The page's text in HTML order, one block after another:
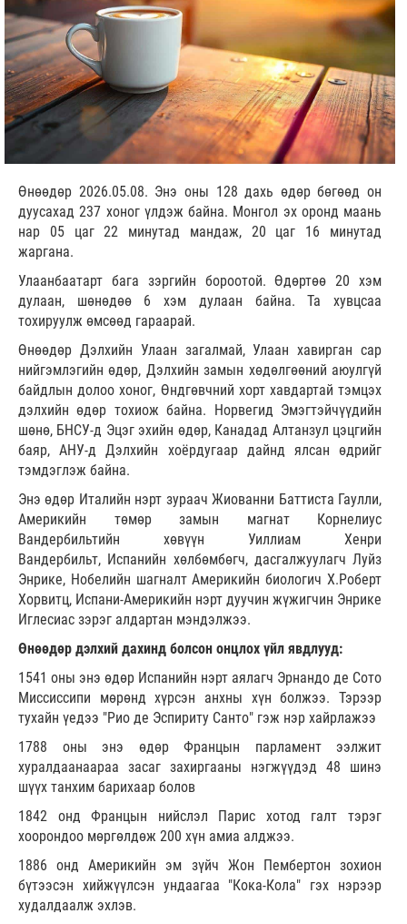
Өнөөдөр 2026.05.08. Энэ оны 128 дахь өдөр бөгөөд он
дуусахад 237 хоног үлдэж байна. Монгол эх оронд маань
нар 05 цаг 22 минутад мандаж, 20 цаг 16 минутад
жаргана.
Улаанбаатарт бага зэргийн бороотой. Өдөртөө 20 хэм
дулаан, шөнөдөө 6 хэм дулаан байна. Та хувцсаа
тохируулж өмсөөд гараарай.
Өнөөдөр Дэлхийн Улаан загалмай, Улаан хавирган сар
нийгэмлэгийн өдөр, Дэлхийн замын хөдөлгөөний аюулгүй
байдлын долоо хоног, Өндгөвчний хорт хавдартай тэмцэх
дэлхийн өдөр тохиож байна. Норвегид Эмэгтэйчүүдийн
шөнө, БНСУ-д Эцэг эхийн өдөр, Канадад Алтанзул цэцгийн
баяр, АНУ-д Дэлхийн хоёрдугаар дайнд ялсан өдрийг
тэмдэглэж байна.
Энэ өдөр Италийн нэрт зураач Жиованни Баттиста Гаулли,
Америкийн төмөр замын магнат Корнелиус
Вандербильтийн хөвүүн Уиллиам Хенри
Вандербильт, Испанийн хөлбөмбөгч, дасгалжуулагч Луйз
Энрике, Нобелийн шагналт Америкийн биологич Х.Роберт
Хорвитц, Испани-Америкийн нэрт дуучин жүжигчин Энрике
Иглесиас зэрэг алдартан мэндэлжээ.
Өнөөдөр дэлхий дахинд болсон онцлох үйл явдлууд:
1541 оны энэ өдөр Испанийн нэрт аялагч Эрнандо де Сото
Миссиссипи мөрөнд хүрсэн анхны хүн болжээ. Тэрээр
тухайн үедээ "Рио де Эспириту Санто" гэж нэр хайрлажээ
1788 оны энэ өдөр Францын парламент ээлжит
хуралдаанаараа засаг захиргааны нэгжүүдэд 48 шинэ
шүүх танхим барихаар болов
1842 онд Францын нийслэл Парис хотод галт тэрэг
хоорондоо мөргөлдөж 200 хүн амиа алджээ.
1886 онд Америкийн эм зүйч Жон Пембертон зохион
бүтээсэн хийжүүлсэн ундаагаа "Кока-Кола" гэх нэрээр
худалдаалж эхлэв.